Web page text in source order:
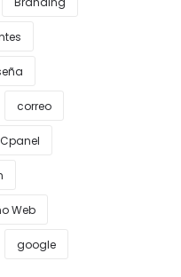
correo
Cpanel
Web
google